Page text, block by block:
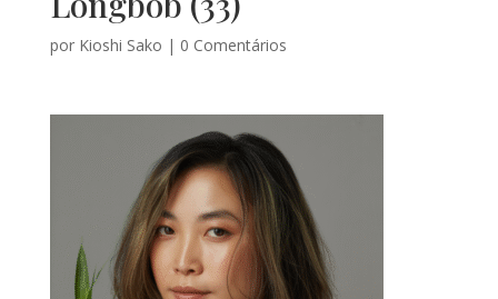
por Kioshi Sako | 0 Comentários